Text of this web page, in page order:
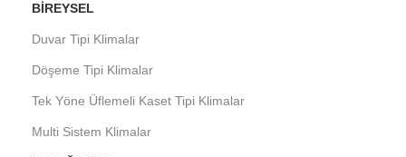
BIREYSEL
Duvar Tipi Klimalar
Döşeme Tipi Klimalar
Tek Yöne Üflemeli Kaset Tipi Klimalar
Multi Sistem Klimalar